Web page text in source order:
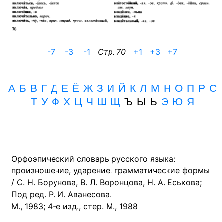
-7 -3 -1 Cтр. 70 +1 +3 +7
А Б В Г Д Е Ё Ж З И Й К Л М Н О П Р С
Т У Ф Х Ц Ч Ш Щ Ъ Ы Ь Э Ю Я
Орфоэпический словарь русского языка:
произношение, ударение, грамматические формы
/ С. Н. Борунова, В. Л. Воронцова, Н. А. Еськова;
Под ред. Р. И. Аванесова.
М., 1983; 4-е изд., стер. М., 1988